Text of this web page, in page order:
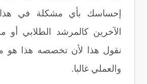
إحساسك بأي مشكلة في
الآخرين كالمرشد الطلابي أو
نقول هذا لأن تخصصه هذا هو
والعملي غالبا.